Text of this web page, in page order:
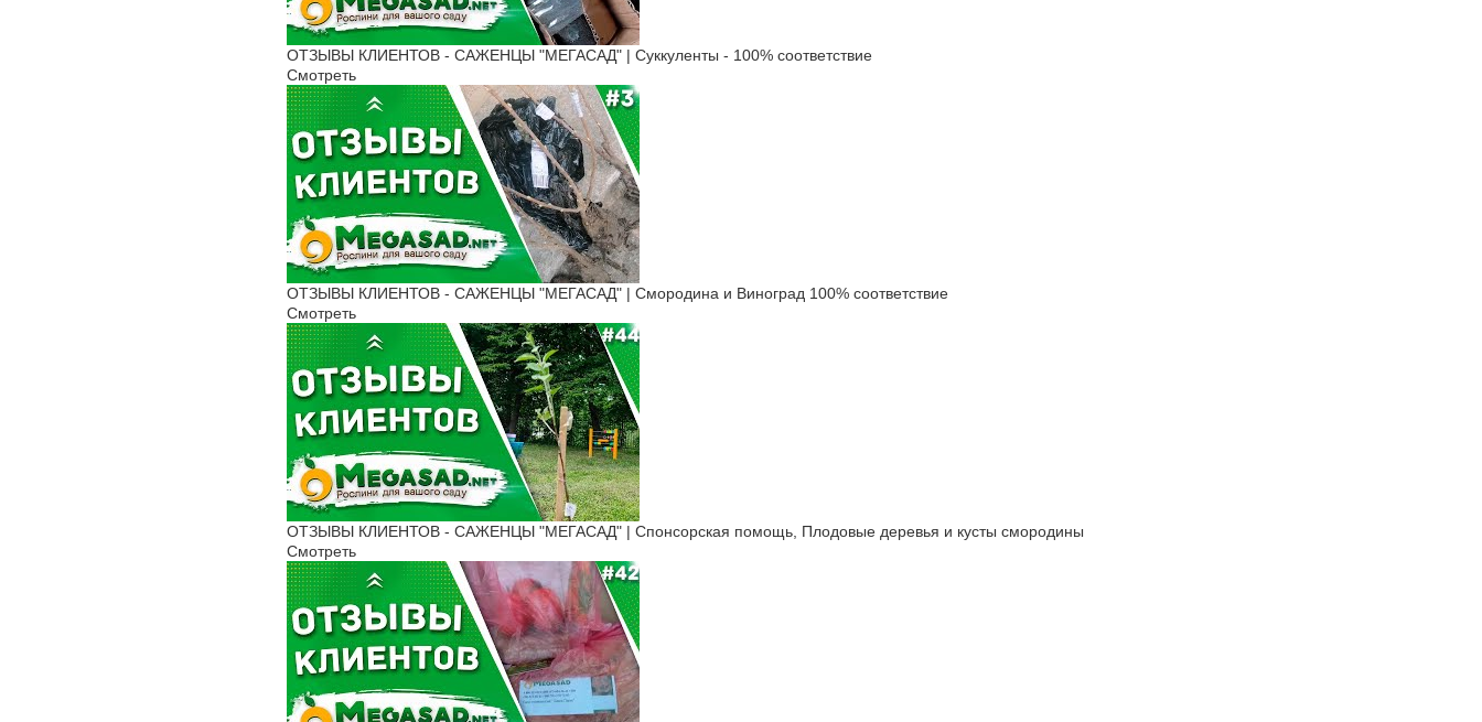
ОТЗЫВЫ КЛИЕНТОВ - САЖЕНЦЫ "МЕГАСАД" | Суккуленты - 100% соответствие
Смотреть
ОТЗЫВЫ КЛИЕНТОВ - САЖЕНЦЫ "МЕГАСАД" | Смородина и Виноград 100% соответствие
Смотреть
ОТЗЫВЫ КЛИЕНТОВ - САЖЕНЦЫ "МЕГАСАД" | Cпонсорская помощь, Плодовые деревья и кусты смородины
Смотреть